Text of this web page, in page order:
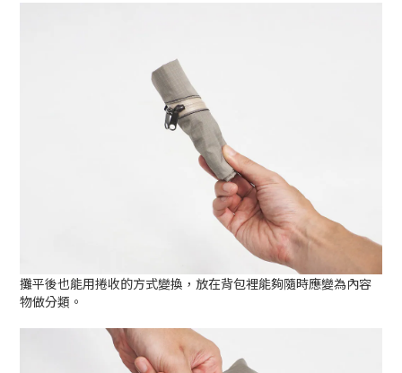
攤平後也能用捲收的方式變換，放在背包裡能夠隨時應變為內容
物做分類。